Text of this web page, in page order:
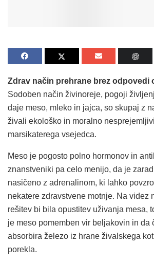
Zdrav način prehrane brez odpovedi
Sodoben način živinoreje, pogoji
daje meso, mleko in jajca, so skupaj z
živali ekološko in moralno
marsikaterega vsejedca.
Meso je pogosto polno hormonov in
znanstveniki pa celo menijo, da je
nasičeno z adrenalinom, ki lahko
nekatere zdravstvene motnje. Na videz
rešitev bi bila opustitev uživanja mesa,
je meso pomemben vir beljakovin in da
absorbira železo iz hrane živalskega
porekla.